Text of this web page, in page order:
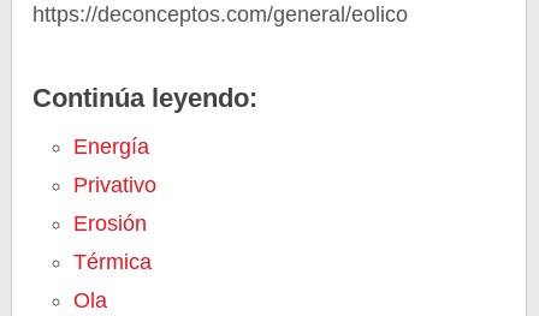
https://deconceptos.com/general/eolico
Continúa leyendo:
Energía
Privativo
Erosión
Térmica
Ola